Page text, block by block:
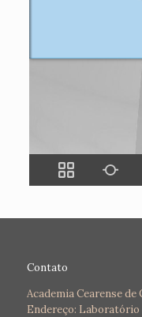
Contato
Academia Cearense de
Endereço: Laboratório